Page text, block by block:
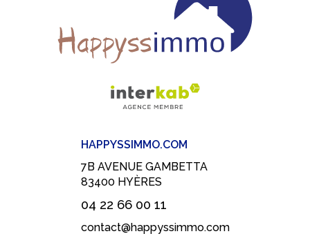
HAPPYSSIMMO.COM
7B AVENUE GAMBETTA
83400 HYÈRES
04 22 66 00 11
contact@happyssimmo.com